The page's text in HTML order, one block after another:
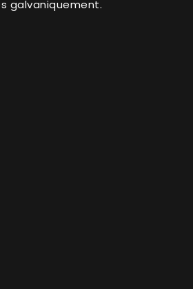
galvaniquement.